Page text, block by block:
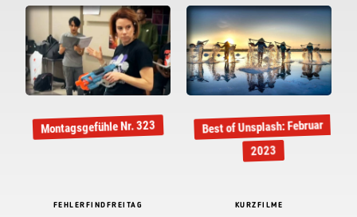
Montagsgefühle Nr. 323 Best of Unsplash: Februar
2023
FEHLERFINDFREITAG KURZFILME